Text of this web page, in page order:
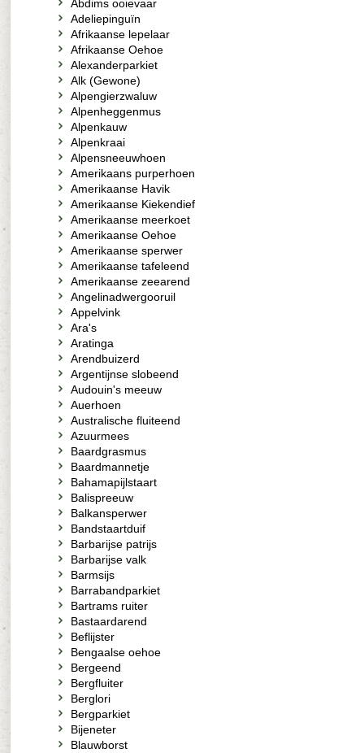
Abdims ooievaar
Adeliepinguïn
Afrikaanse lepelaar
Afrikaanse Oehoe
Alexanderparkiet
Alk (Gewone)
Alpengierzwaluw
Alpenheggenmus
Alpenkauw
Alpenkraai
Alpensneeuwhoen
Amerikaans purperhoen
Amerikaanse Havik
Amerikaanse Kiekendief
Amerikaanse meerkoet
Amerikaanse Oehoe
Amerikaanse sperwer
Amerikaanse tafeleend
Amerikaanse zeearend
Angelinadwergooruil
Appelvink
Ara's
Aratinga
Arendbuizerd
Argentijnse slobeend
Audouin's meeuw
Auerhoen
Australische fluiteend
Azuurmees
Baardgrasmus
Baardmannetje
Bahamapijlstaart
Balispreeuw
Balkansperwer
Bandstaartduif
Barbarijse patrijs
Barbarijse valk
Barmsijs
Barrabandparkiet
Bartrams ruiter
Bastaardarend
Beflijster
Bengaalse oehoe
Bergeend
Bergfluiter
Berglori
Bergparkiet
Bijeneter
Blauwborst